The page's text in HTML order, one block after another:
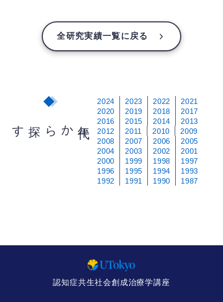
全研究実績一覧に戻る
から探す
2024 2023 2022
2021
2020
2019 2018
2017
2016
2015 2014
2013
2012
2011 2010
2009
2008
2007 2006
2005
2004
2003 2002
2001
2000
1999 1998
1997
1996
1995 1994
1993
1992
1991 1990 1987
認知症共生社会創成治療学講座